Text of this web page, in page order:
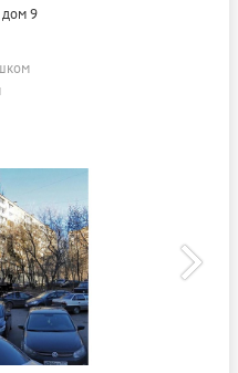
дом 9